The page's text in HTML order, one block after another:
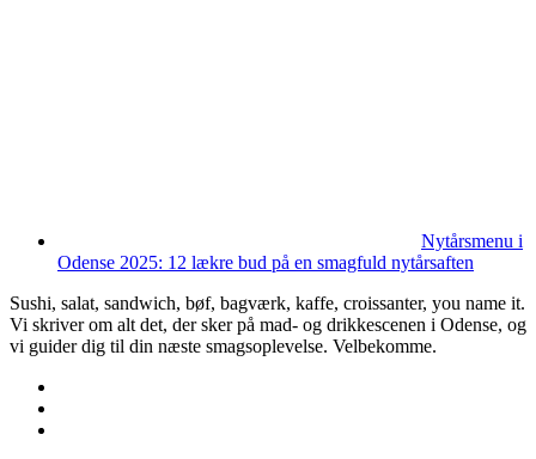
Nytårsmenu i
Odense 2025: 12 lækre bud på en smagfuld nytårsaften
Sushi, salat, sandwich, bøf, bagværk, kaffe, croissanter, you name it.
Vi skriver om alt det, der sker på mad- og drikkescenen i Odense, og
vi guider dig til din næste smagsoplevelse. Velbekomme.